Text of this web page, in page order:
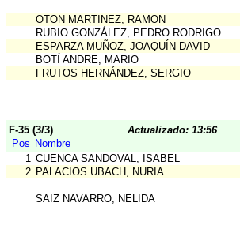
OTON MARTINEZ, RAMON
RUBIO GONZÁLEZ, PEDRO RODRIGO
ESPARZA MUÑOZ, JOAQUÍN DAVID
BOTÍ ANDRE, MARIO
FRUTOS HERNÁNDEZ, SERGIO
F-35 (3/3) Actualizado: 13:56
Pos Nombre
1 CUENCA SANDOVAL, ISABEL
2 PALACIOS UBACH, NURIA
SAIZ NAVARRO, NELIDA